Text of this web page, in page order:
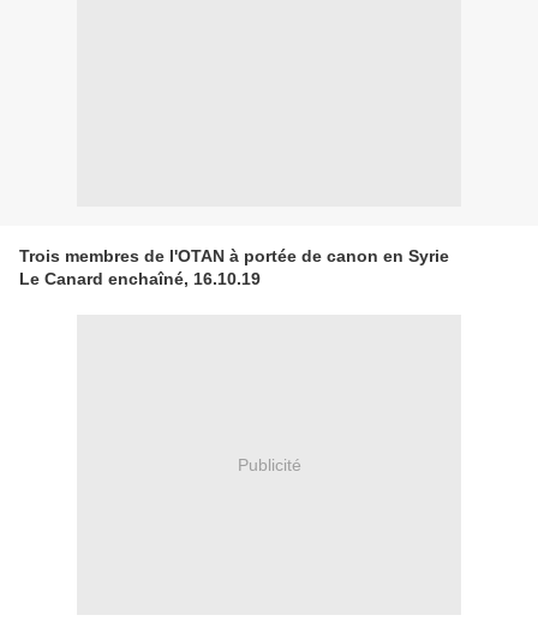
Trois membres de l'OTAN à portée de canon en Syrie
Le Canard enchaîné, 16.10.19
Publicité